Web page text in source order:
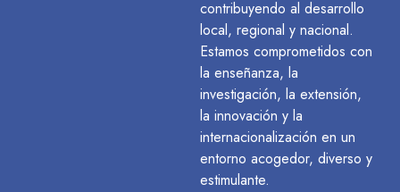
contribuyendo al desarrollo
local, regional y nacional.
Estamos comprometidos con
la enseñanza, la
investigación, la extensión,
la innovación y la
internacionalización en un
entorno acogedor, diverso y
estimulante.